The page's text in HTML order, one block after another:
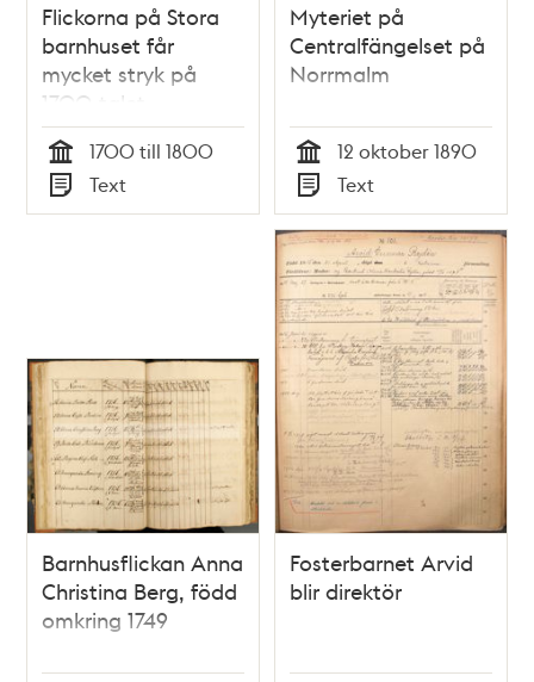
Flickorna på Stora
barnhuset får
mycket stryk på
1700-talet
Tid
1700 till 1800
Typ
Text
Myteriet på
Centralfängelset på
Norrmalm
Tid
12 oktober 1890
Typ
Text
Barnhusflickan Anna
Christina Berg, född
omkring 1749
Fosterbarnet Arvid
blir direktör